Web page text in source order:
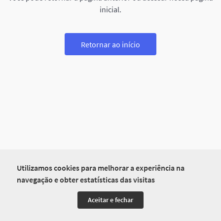
Utilizamos cookies para melhorar a experiência na
navegação e obter estatísticas das visitas
Aceitar e fechar
inicial.
Retornar ao início